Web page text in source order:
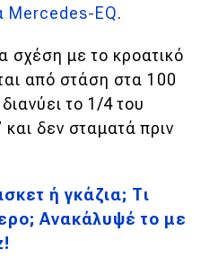
Mercedes-EQ.
σχέση με το κροατικό
από στάση στα 100
διανύει το 1/4 του
και δεν σταματά πριν
ή γκάζια; Τι
Ανακάλυψέ το με